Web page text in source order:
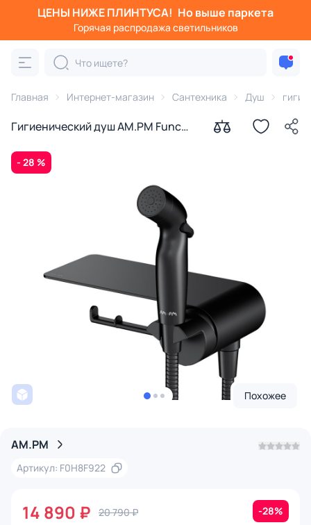
ЦЕНЫ НИЖЕ ПЛИНТУСА! Но выше паркета
Горячая распродажа светильников
Главная Интернет-магазин Сантехника Душ
Гигиенический душ AM.PM Func
матовый
- 28 %
Похожее
AM.PM
Артикул: F0H8F922
14 890 ₽ 20 790 ₽ -28%